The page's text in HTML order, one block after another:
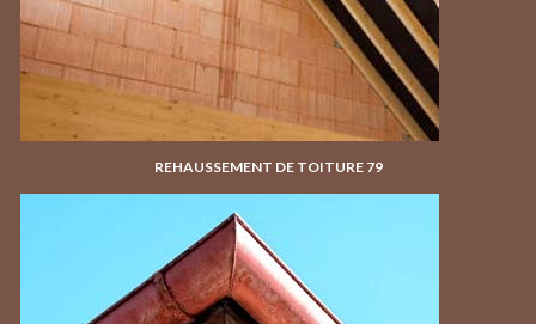
REHAUSSEMENT DE TOITURE 79